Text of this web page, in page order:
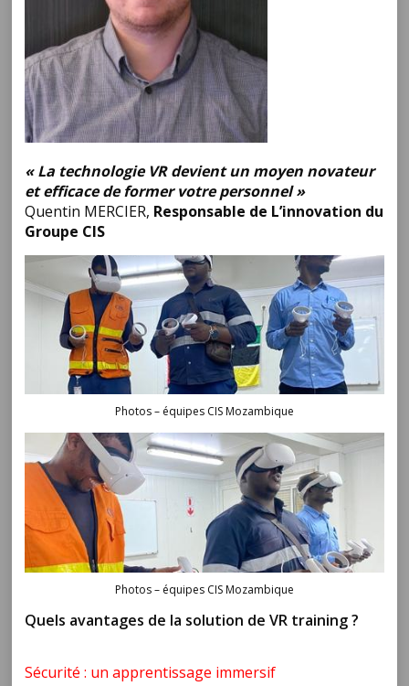
« La technologie VR devient un moyen novateur
et efficace de former votre personnel »
Quentin MERCIER, Responsable de L’innovation du
Groupe CIS
Photos – équipes CIS Mozambique
Photos – équipes CIS Mozambique
Quels avantages de la solution de VR training ?
Sécurité : un apprentissage immersif